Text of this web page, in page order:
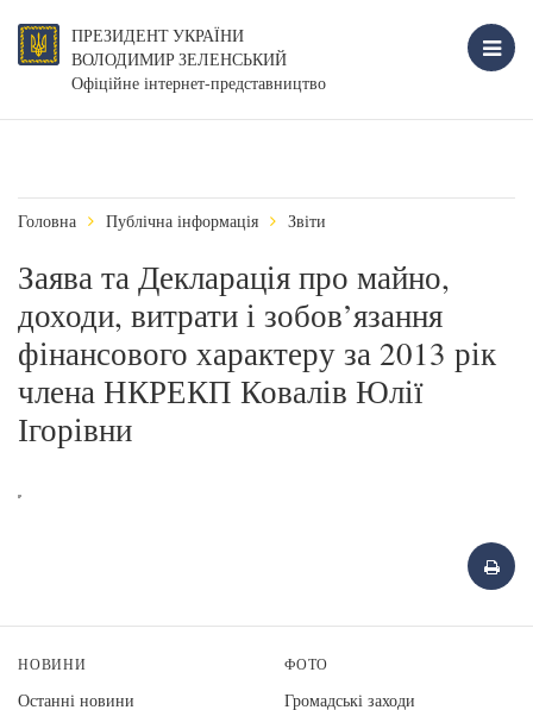
ПРЕЗИДЕНТ УКРАЇНИ
ВОЛОДИМИР ЗЕЛЕНСЬКИЙ
Офіційне інтернет-представництво
Головна Публічна інформація Звіти
Заява та Декларація про майно,
доходи, витрати і зобов’язання
фінансового характеру за 2013 рік
члена НКРЕКП Ковалів Юлії
Ігорівни
НОВИНИ
Останні новини
ФОТО
Громадські заходи